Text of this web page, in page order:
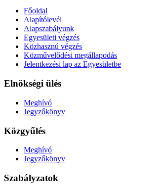
Főoldal
Alapítólevél
Alapszabályunk
Egyesületi végzés
Közhasznú végzés
Közművelődési megállapodás
Jelentkezési lap az Egyesületbe
Elnökségi ülés
Meghívó
Jegyzőkönyv
Közgyűlés
Meghívó
Jegyzőkönyv
Szabályzatok